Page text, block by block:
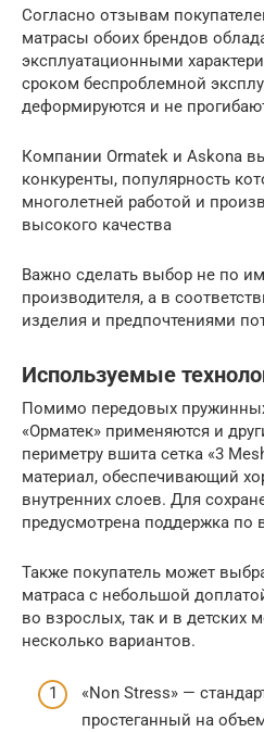
Согласно отзывам
матрасы обоих брендов
эксплуатационными
сроком беспроблемной
деформируются и не
Компании Ormatek и Askona
конкуренты, популярность
многолетней работой и
высокого качества
Важно сделать выбор не по
производителя, а в
изделия и предпочтениями
Используемые
Помимо передовых
«Орматек» применяются и
периметру вшита сетка «3
материал, обеспечивающий
внутренних слоев. Для
предусмотрена поддержка по
Также покупатель может
матраса с небольшой
во взрослых, так и в детских
несколько вариантов.
«Non Stress» —
простеганный на